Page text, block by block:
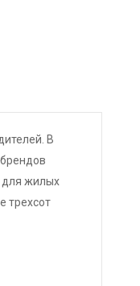
В
для жилых
трехсот